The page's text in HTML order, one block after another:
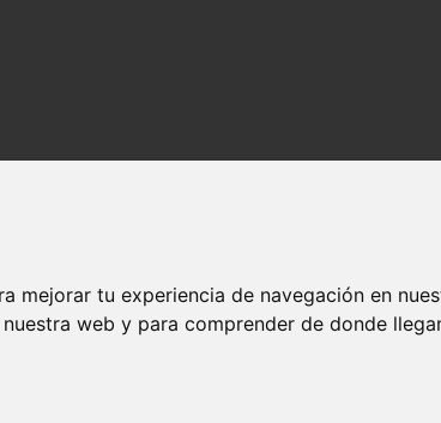
mejorar tu experiencia de navegación en
web y para comprender de donde